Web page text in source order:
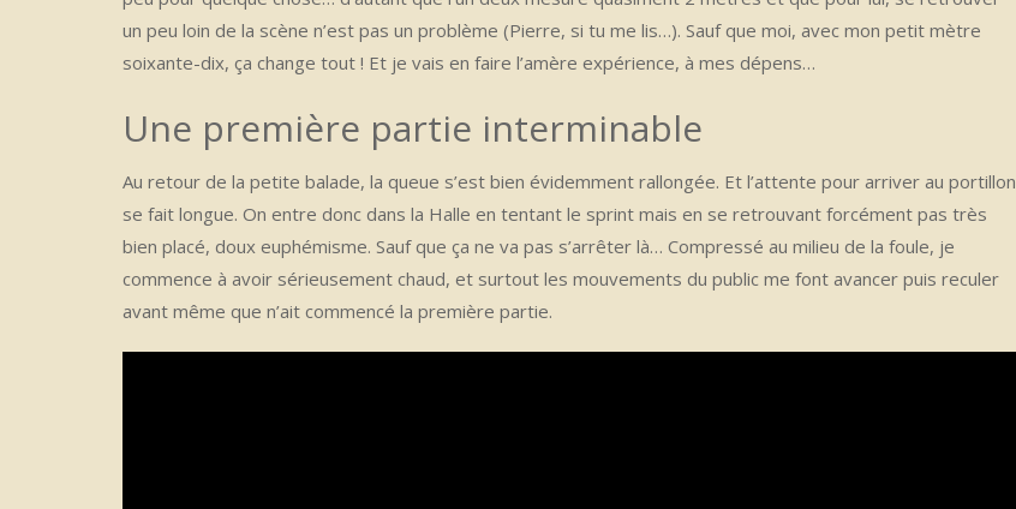
un peu loin de la scène n’est pas un problème (Pierre, si tu me lis…). Sauf que moi, avec mon petit mètre
soixante-dix, ça change tout ! Et je vais en faire l’amère expérience, à mes dépens…
Une première partie interminable
Au retour de la petite balade, la queue s’est bien évidemment rallongée. Et l’attente pour arriver au portillon
se fait longue. On entre donc dans la Halle en tentant le sprint mais en se retrouvant forcément pas très
bien placé, doux euphémisme. Sauf que ça ne va pas s’arrêter là… Compressé au milieu de la foule, je
commence à avoir sérieusement chaud, et surtout les mouvements du public me font avancer puis reculer
avant même que n’ait commencé la première partie.